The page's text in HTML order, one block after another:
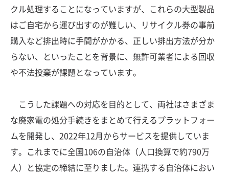
クル処理することになっていますが、これらの大型製品
はご自宅から運び出すのが難しい、リサイクル券の事前
購入など排出時に手間がかかる、正しい排出方法が分か
らない、といったことを背景に、無許可業者による回収
や不法投棄が課題となっています。
こうした課題への対応を目的として、両社はさまざま
な廃家電の処分手続きをまとめて行えるプラットフォー
ムを開発し、2022年12月からサービスを提供していま
す。これまでに全国106の自治体（人口換算で約790万
人）と協定の締結に至りました。連携する自治体におい